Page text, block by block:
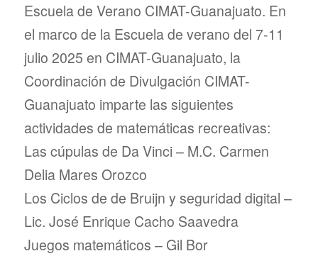
Escuela de Verano CIMAT-Guanajuato. En
el marco de la Escuela de verano del 7-11
julio 2025 en CIMAT-Guanajuato, la
Coordinación de Divulgación CIMAT-
Guanajuato imparte las siguientes
actividades de matemáticas recreativas:
Las cúpulas de Da Vinci – M.C. Carmen
Delia Mares Orozco
Los Ciclos de de Bruijn y seguridad digital –
Lic. José Enrique Cacho Saavedra
Juegos matemáticos – Gil Bor